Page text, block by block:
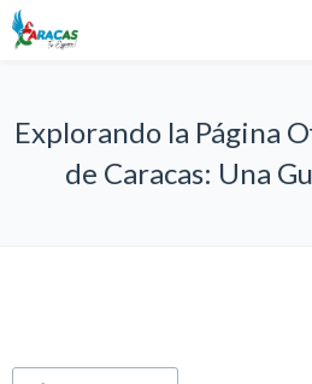
Explorando la Página
de Caracas: Una